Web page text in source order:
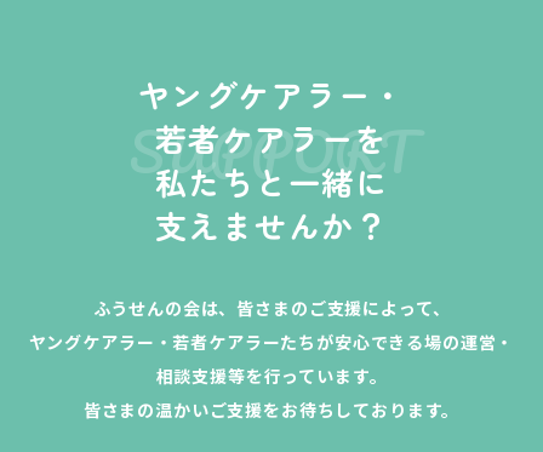
ヤングケアラー・
若者ケアラーを
私たちと一緒に
支えませんか？
SUPPORT
ふうせんの会は、皆さまのご支援によって、
ヤングケアラー・若者ケアラーたちが安心できる場の運営・
相談支援等を行っています。
皆さまの温かいご支援をお待ちしております。